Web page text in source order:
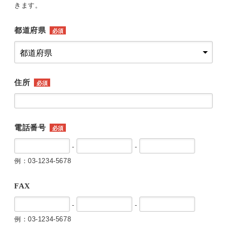
きます。
都道府県 必須
住所 必須
電話番号 必須
-
-
例：03-1234-5678
FAX
-
-
例：03-1234-5678